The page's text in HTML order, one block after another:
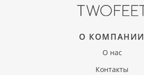
О КОМПАНИИ
О нас
Контакты